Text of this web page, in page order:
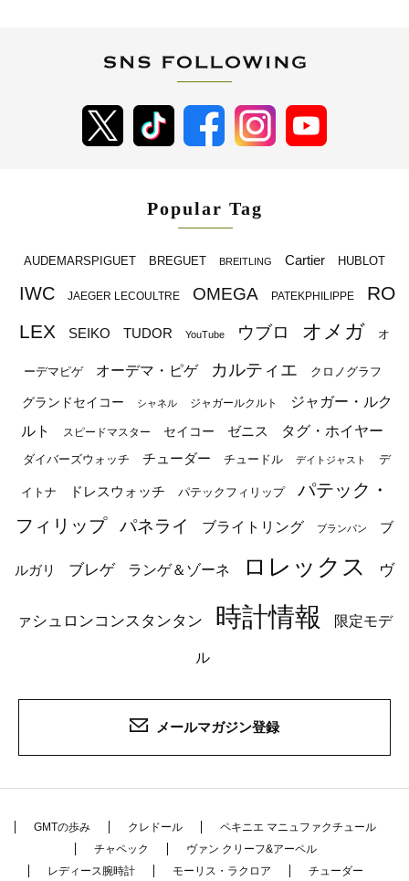
Popular Tag
AUDEMARSPIGUET BREGUET BREITLING Cartier HUBLOT
IWC JAEGER LECOULTRE OMEGA PATEKPHILIPPE
RO
LEX
SEIKO TUDOR YouTube ウブロ オメガ オ
ーデマピゲ オーデマ・ピゲ カルティエ クロノグラフ
グランドセイコー シャネル ジャガールクルト
ジャガー・ルク
ルト
スピードマスター セイコー ゼニス タグ・ホイヤー
ダイバーズウォッチ チューダー チュードル デイトジャスト デ
イトナ ドレスウォッチ パテックフィリップ
パテック・
フィリップ
パネライ ブライトリング ブランパン ブ
ルガリ ブレゲ ランゲ＆ゾーネ ロレックス ヴ
ァシュロンコンスタンタン 時計情報 限定モデ
ル
メールマガジン登録
GMTの歩み クレドール
ペキニエ マニュファクチュール
チャペック
ヴァン クリーフ&アーペル
レディース腕時計
モーリス・ラクロア
チューダー